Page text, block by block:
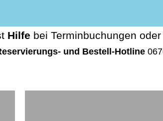
Hilfe bei Terminbuchungen
und Bestell-Hotline